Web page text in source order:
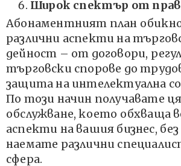
Широк спектър от
Абонаментният план
различни аспекти на
дейност – от договори,
търговски спорове до
защита на интелектуална
По този начин получавате
обслужване, което обхваща
аспекти на вашия бизнес, без
наемате различни
сфера.